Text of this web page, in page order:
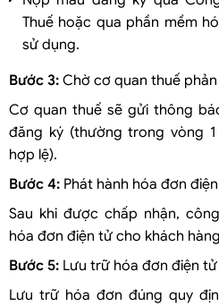
Thuế hoặc qua phần mềm
sử dụng.
Bước 3: Chờ cơ quan thuế
Cơ quan thuế sẽ gửi thông
đăng ký (thường trong vòng
hợp lệ).
Bước 4: Phát hành hóa đơn
Sau khi được chấp nhận,
hóa đơn điện tử cho khách
Bước 5: Lưu trữ hóa đơn điện tử
Lưu trữ hóa đơn đúng quy